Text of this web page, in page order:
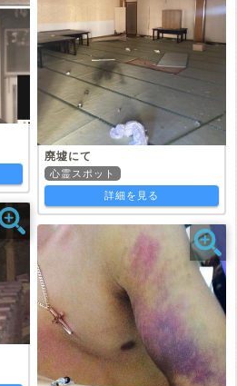
廃墟にて
心霊スポット
詳細を見る